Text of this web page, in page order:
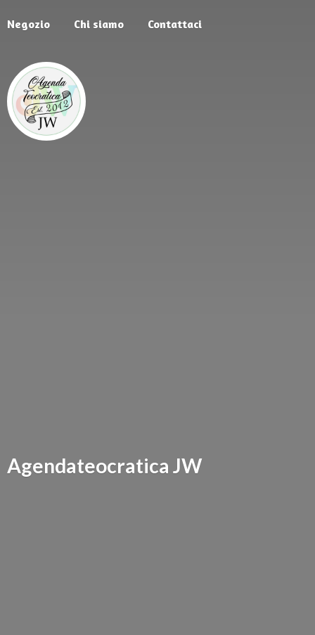
Negozio Chi siamo Contattaci
Agendateocratica JW